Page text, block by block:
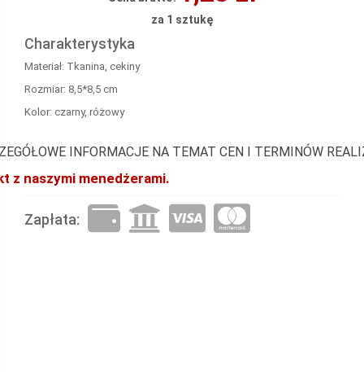
za 1 sztukę
Charakterystyka
Materiał: Tkanina, cekiny
Rozmiar: 8,5*8,5 cm
Kolor: czarny, różowy
INFORMACJE NA TEMAT CEN I TERMINÓW
z naszymi menedżerami.
Zapłata: